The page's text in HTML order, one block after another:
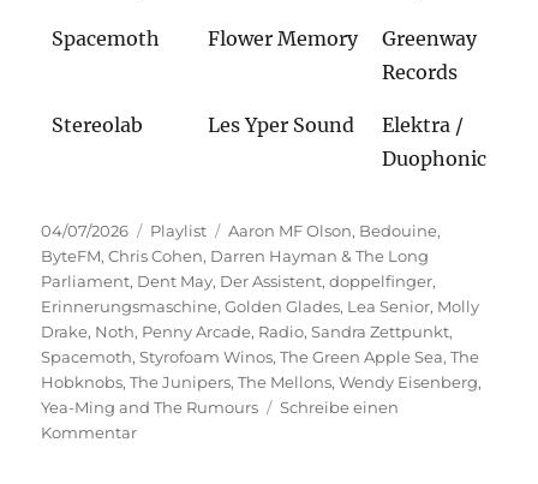
Spacemoth Flower Memory
Greenway
Records
Stereolab Les Yper Sound
Elektra /
Duophonic
Veröffentlicht
am
04/07/2026 Kategorien
Playlist Schlagwörter
Aaron MF Olson, Bedouine,
ByteFM,Chris Cohen, Darren Hayman & The Long
Parliament, Dent May, Der Assistent,doppelfinger,
Erinnerungsmaschine,Golden Glades, Lea Senior, Molly
Drake, Noth, Penny Arcade, Radio,Sandra Zettpunkt,
Spacemoth,Styrofoam Winos,The Green Apple Sea,The
Hobknobs,The Junipers,The Mellons,Wendy Eisenberg,
Yea-Ming and The Rumours
Schreibe einen
Kommentarzu